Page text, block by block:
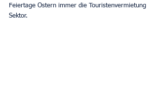
Feiertage Ostern immer die Touristenvermietung
Sektor.